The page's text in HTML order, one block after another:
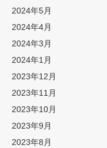
2024年5月
2024年4月
2024年3月
2024年1月
2023年12月
2023年11月
2023年10月
2023年9月
2023年8月